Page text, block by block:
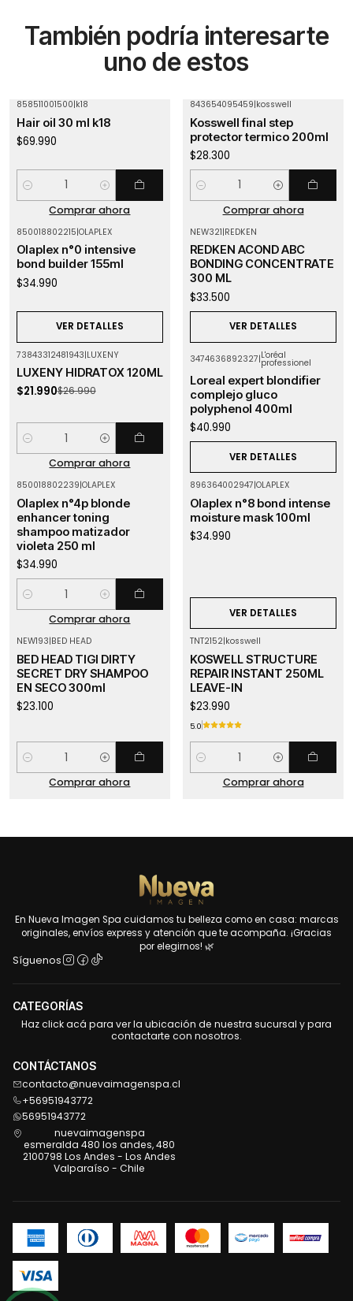
También podría interesarte
uno de estos
858511001500|k18
Hair oil 30 ml k18
$69.990
Cantidad
Comprar ahora
843654095459|kosswell
Kosswell final step
protector termico 200ml
$28.300
Cantidad
Comprar ahora
850018802215|OLAPLEX
Olaplex n°0 intensive
bond builder 155ml
$34.990
VER DETALLES
NEW321|REDKEN
REDKEN ACOND ABC
BONDING CONCENTRATE
300 ML
$33.500
VER DETALLES
73843312481943|LUXENY
LUXENY HIDRATOX 120ML
$21.990$26.990
Cantidad
Comprar ahora
Agotado
3474636892327|L'oréal
professionel
Loreal expert blondifier
complejo gluco
polyphenol 400ml
$40.990
VER DETALLES
850018802239|OLAPLEX
Olaplex n°4p blonde
enhancer toning
shampoo matizador
violeta 250 ml
$34.990
Cantidad
Comprar ahora
896364002947|OLAPLEX
Olaplex n°8 bond intense
moisture mask 100ml
$34.990
VER DETALLES
NEW193|BED HEAD
BED HEAD TIGI DIRTY
SECRET DRY SHAMPOO
EN SECO 300ml
$23.100
Cantidad
Comprar ahora
TNT2152|kosswell
KOSWELL STRUCTURE
REPAIR INSTANT 250ML
LEAVE-IN
$23.990
5.0
Cantidad
Comprar ahora
En Nueva Imagen Spa cuidamos tu belleza como en casa: marcas
originales, envíos express y atención que te acompaña. ¡Gracias
por elegirnos! 🌿
Síguenos
CATEGORÍAS
Haz click acá para ver la ubicación de nuestra sucursal y para
contactarte con nosotros.
CONTÁCTANOS
contacto@nuevaimagenspa.cl
+56951943772
56951943772
nuevaimagenspa
esmeralda 480 los andes, 480
2100798 Los Andes - Los Andes
Valparaíso - Chile